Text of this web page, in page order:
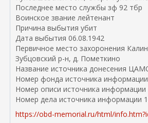
Последнее место службы зф 92 тбр
Воинское звание лейтенант
Причина выбытия убит
Дата выбытия 06.08.1942
Первичное место захоронения
Зубцовский р-н, д. Пометкино
Название источника донесения
Номер фонда источника
Номер описи источника информации
Номер дела источника информации
https://obd-memorial.ru/html/